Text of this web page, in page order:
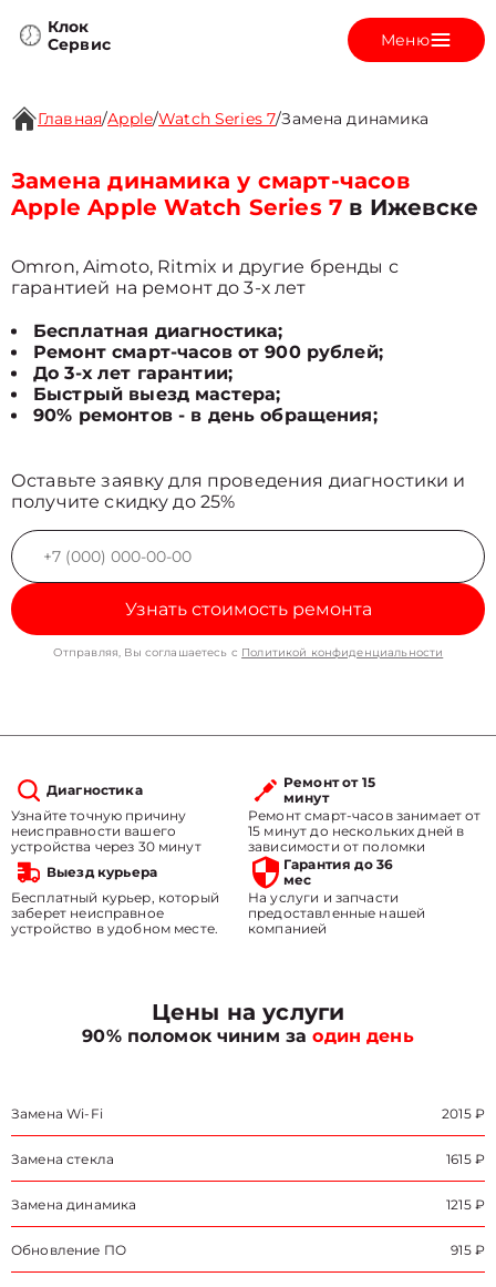
Клок
Сервис
Меню
Главная/Apple/Watch Series 7/Замена динамика
Замена динамика у смарт-часов
Apple Apple Watch Series 7 в Ижевске
Omron, Aimoto, Ritmix и другие бренды с
гарантией на ремонт до 3-х лет
Бесплатная диагностика;
Ремонт смарт-часов от 900 рублей;
До 3-х лет гарантии;
Быстрый выезд мастера;
90% ремонтов - в день обращения;
Оставьте заявку для проведения диагностики и
получите скидку до 25%
Узнать стоимость ремонта
Отправляя, Вы соглашаетесь с Политикой конфиденциальности
Диагностика
Узнайте точную причину
неисправности вашего
устройства через 30 минут
Ремонт от 15
минут
Ремонт смарт-часов занимает от
15 минут до нескольких дней в
зависимости от поломки
Выезд курьера
Бесплатный курьер, который
заберет неисправное
устройство в удобном месте.
Гарантия до 36
мес
На услуги и запчасти
предоставленные нашей
компанией
Цены на услуги
90% поломок чиним заодин день
Замена Wi-Fi 2015 ₽
Замена стекла 1615 ₽
Замена динамика 1215 ₽
Обновление ПО 915 ₽